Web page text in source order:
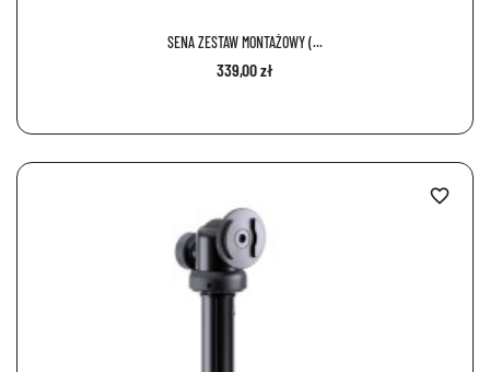
SENA ZESTAW MONTAŻOWY (...
339,00 zł
favorite_border